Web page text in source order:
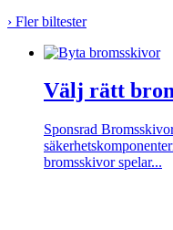
› Fler biltester
Välj rätt
Sponsrad
bromsskivor spelar...